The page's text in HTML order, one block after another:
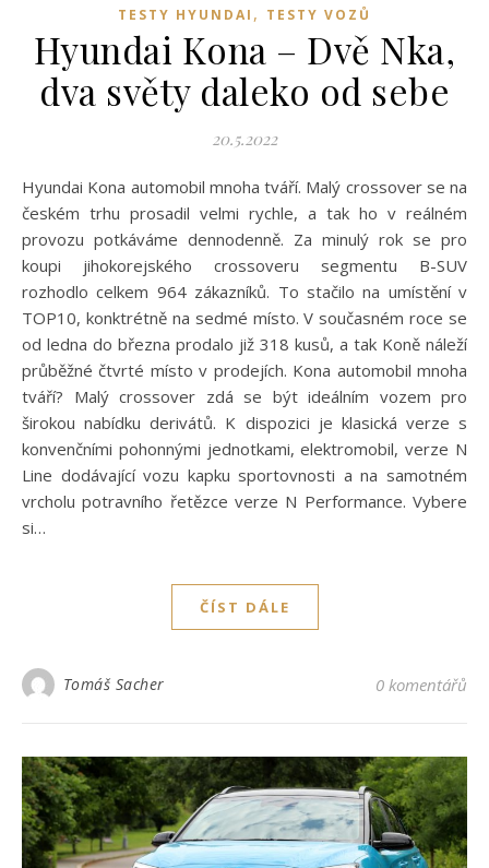
TESTY HYUNDAI , TESTY VOZŮ
Hyundai Kona – Dvě Nka,
dva světy daleko od sebe
20.5.2022
Hyundai Kona automobil mnoha tváří. Malý crossover se na
českém trhu prosadil velmi rychle, a tak ho v reálném
provozu potkáváme dennodenně. Za minulý rok se pro
koupi jihokorejského crossoveru segmentu B-SUV
rozhodlo celkem 964 zákazníků. To stačilo na umístění v
TOP10, konktrétně na sedmé místo. V současném roce se
od ledna do března prodalo již 318 kusů, a tak Koně náleží
průběžné čtvrté místo v prodejích. Kona automobil mnoha
tváří? Malý crossover zdá se být ideálním vozem pro
širokou nabídku derivátů. K dispozici je klasická verze s
konvenčními pohonnými jednotkami, elektromobil, verze N
Line dodávající vozu kapku sportovnosti a na samotném
vrcholu potravního řetězce verze N Performance. Vybere
si…
ČÍST DÁLE
Tomáš Sacher 0 komentářů